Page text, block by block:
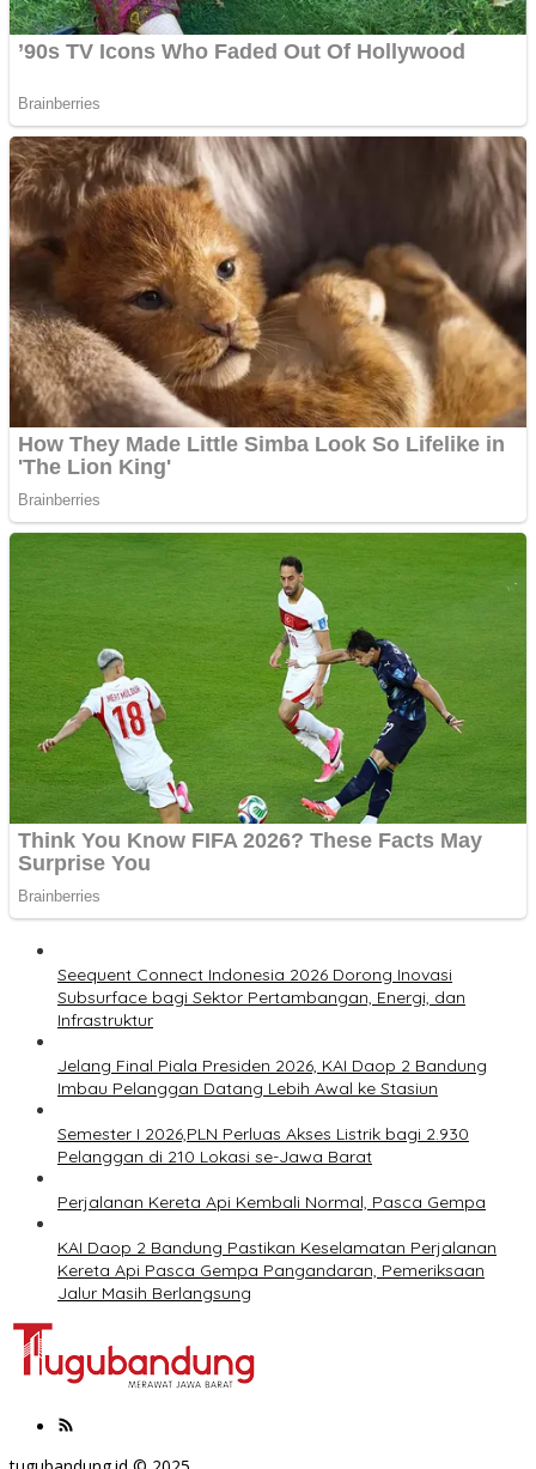
Seequent Connect Indonesia 2026 Dorong Inovasi
Subsurface bagi Sektor Pertambangan, Energi, dan
Infrastruktur
Jelang Final Piala Presiden 2026, KAI Daop 2 Bandung
Imbau Pelanggan Datang Lebih Awal ke Stasiun
Semester I 2026,PLN Perluas Akses Listrik bagi 2.930
Pelanggan di 210 Lokasi se-Jawa Barat
Perjalanan Kereta Api Kembali Normal, Pasca Gempa
KAI Daop 2 Bandung Pastikan Keselamatan Perjalanan
Kereta Api Pasca Gempa Pangandaran, Pemeriksaan
Jalur Masih Berlangsung